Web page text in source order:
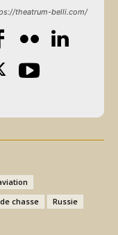
theatrum-belli.com/
chasse
Russie